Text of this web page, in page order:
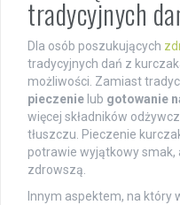
tradycyjnych
Dla osób poszukujących
tradycyjnych dań z
możliwości. Zamiast
pieczenie lub gotowanie
więcej składników
tłuszczu. Pieczenie
potrawie wyjątkowy smak,
zdrowszą.
Innym aspektem, na który